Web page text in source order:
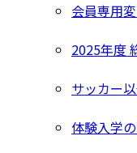
会員専用
2025年度
サッカー
体験入学